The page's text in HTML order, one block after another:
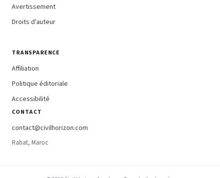
Avertissement
Droits d'auteur
TRANSPARENCE
Affiliation
Politique éditoriale
Accessibilité
CONTACT
contact@civilhorizon.com
Rabat, Maroc